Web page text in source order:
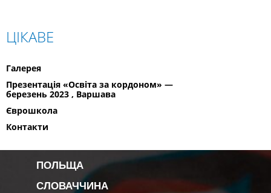
ЦІКАВЕ
Галерея
Презентація «Освіта за кордоном» —
березень 2023 , Варшава
Єврошкола
Контакти
ПОЛЬЩА
СЛОВАЧЧИНА